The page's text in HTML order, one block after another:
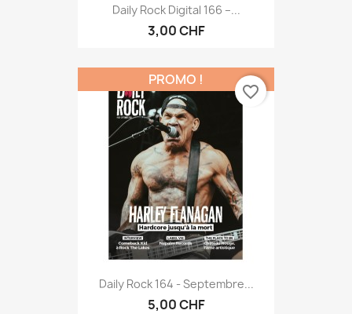
Daily Rock Digital 166 –...
3,00 CHF
Daily Rock 164 - Septembre...
5,00 CHF
PROMO !
favorite_border